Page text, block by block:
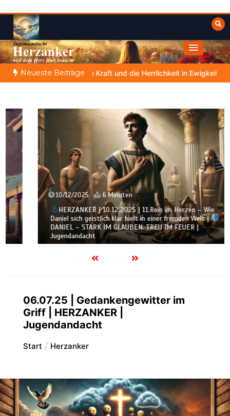
Inhalt
springen
Weisheiten der Bibel
Himmelwärts
Neueste Beiträge
die Kraft und die Herrlichkeit in Ewigkeit DIE BIBLISCHE
10/12/2025 6 Minuten
HERZANKER | 10.12.2025 | 11.Rein im Herzen – Wie
Daniel sich geistlich klar hielt in einer fremden Welt |
DANIEL – STARK IM GLAUBEN. TREU IM FEUER |
Jugendandacht
06.07.25 | Gedankengewitter im
Griff | HERZANKER |
Jugendandacht
Start Herzanker